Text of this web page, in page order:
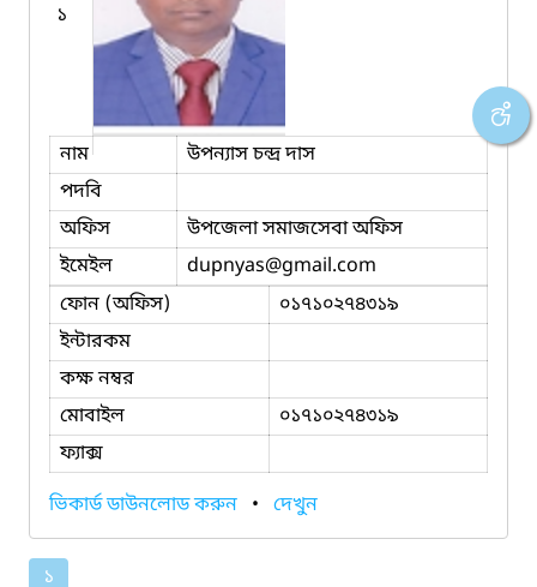
১
নাম
উপন্যাস চন্দ্র দাস
পদবি
অফিস
উপজেলা সমাজসেবা অফিস
ইমেইল
dupnyas@gmail.com
ফোন (অফিস)
০১৭১০২৭৪৩১৯
ইন্টারকম
কক্ষ নম্বর
মোবাইল
০১৭১০২৭৪৩১৯
ফ্যাক্স
ভিকার্ড ডাউনলোড করুন • দেখুন
১